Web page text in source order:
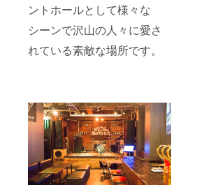
ントホールとして様々な
シーンで沢山の人々に愛さ
れている素敵な場所です。